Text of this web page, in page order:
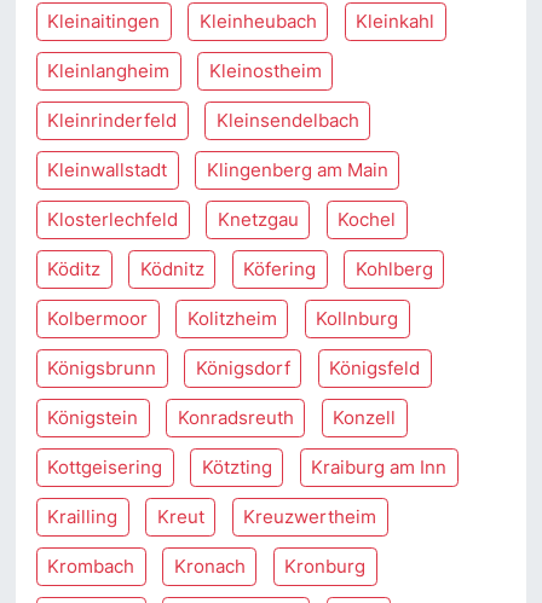
Kleinaitingen Kleinheubach Kleinkahl
Kleinlangheim Kleinostheim
Kleinrinderfeld Kleinsendelbach
Kleinwallstadt Klingenberg am Main
Klosterlechfeld Knetzgau Kochel
Köditz Ködnitz Köfering Kohlberg
Kolbermoor Kolitzheim Kollnburg
Königsbrunn Königsdorf Königsfeld
Königstein Konradsreuth Konzell
Kottgeisering Kötzting Kraiburg am Inn
Krailling Kreut Kreuzwertheim
Krombach Kronach Kronburg